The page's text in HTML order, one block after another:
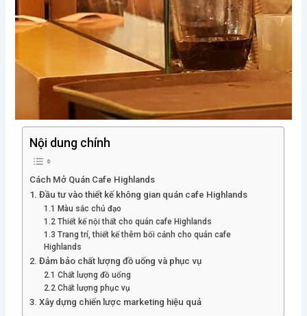
Nội dung chính
Cách Mở Quán Cafe Highlands
1. Đầu tư vào thiết kế không gian quán cafe Highlands
1.1 Màu sắc chủ đạo
1.2 Thiết kế nội thất cho quán cafe Highlands
1.3 Trang trí, thiết kế thêm bối cảnh cho quán cafe
Highlands
2. Đảm bảo chất lượng đồ uống và phục vụ
2.1 Chất lượng đồ uống
2.2 Chất lượng phục vụ
3. Xây dựng chiến lược marketing hiệu quả